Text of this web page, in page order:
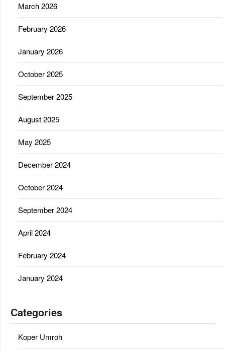
March 2026
February 2026
January 2026
October 2025
September 2025
August 2025
May 2025
December 2024
October 2024
September 2024
April 2024
February 2024
January 2024
Categories
Koper Umroh